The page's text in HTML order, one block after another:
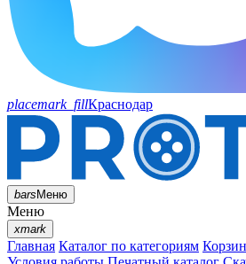
placemark_fillКраснодар
barsМеню
Меню
xmark
Главная Каталог по категориям